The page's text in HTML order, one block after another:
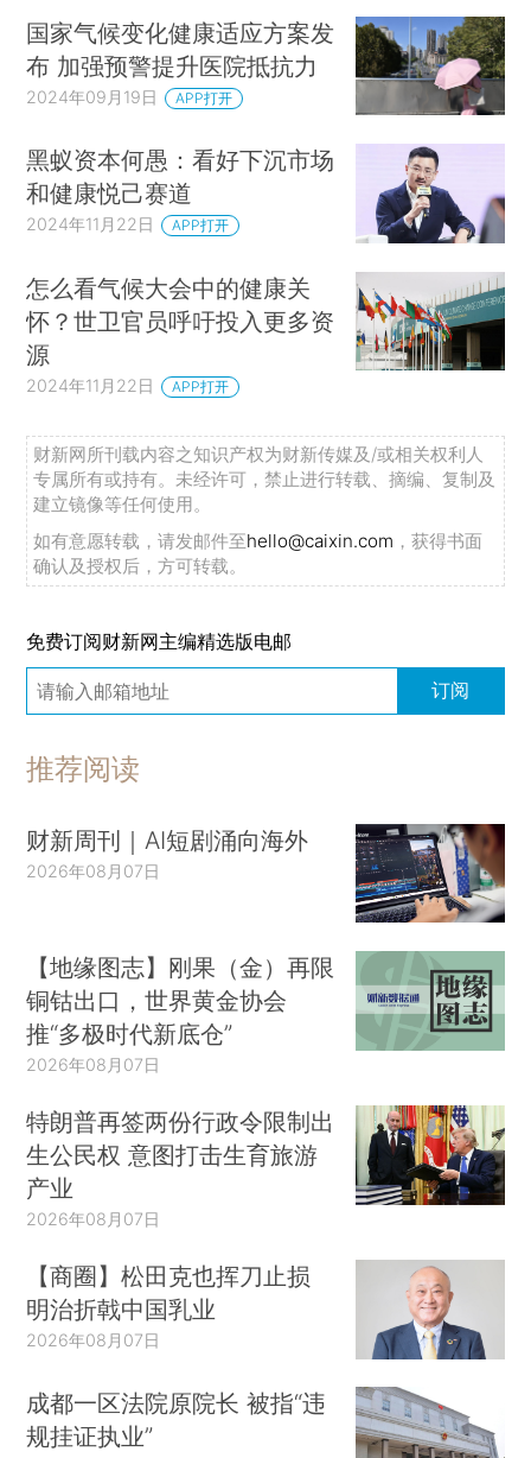
国家气候变化健康适应方案发
布 加强预警提升医院抵抗力
2024年09月19日 APP打开
黑蚁资本何愚：看好下沉市场
和健康悦己赛道
2024年11月22日 APP打开
怎么看气候大会中的健康关
怀？世卫官员呼吁投入更多资
源
2024年11月22日 APP打开
财新网所刊载内容之知识产权为财新传媒及/或相关权利人
专属所有或持有。未经许可，禁止进行转载、摘编、复制及
建立镜像等任何使用。
如有意愿转载，请发邮件至hello@caixin.com ，获得书面
确认及授权后，方可转载。
免费订阅财新网主编精选版电邮
订阅
推荐阅读
财新周刊｜AI短剧涌向海外
2026年08月07日
【地缘图志】刚果（金）再限
铜钴出口，世界黄金协会
推“多极时代新底仓”
2026年08月07日
特朗普再签两份行政令限制出
生公民权 意图打击生育旅游
产业
2026年08月07日
【商圈】松田克也挥刀止损
明治折戟中国乳业
2026年08月07日
成都一区法院原院长 被指“违
规挂证执业”